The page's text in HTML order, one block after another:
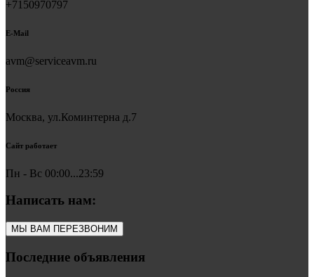
+7150970797
E-Mail
avm@serviceavm.ru
Россия
Москва, ул.Коминтерна д.7
Сайт работает
Пн - Вс 00:00...23:59
Написать нам:
МЫ ВАМ ПЕРЕЗВОНИМ
Последние объявления